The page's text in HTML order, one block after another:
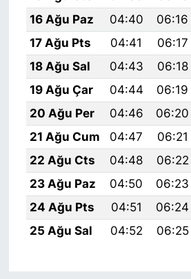
16 Ağu Paz
04:40 06:16
17 Ağu Pts
04:41 06:17
18 Ağu Sal
04:43 06:18
19 Ağu Çar
04:44 06:19
20 Ağu Per
04:46 06:20
21 Ağu Cum
04:47 06:21
22 Ağu Cts
04:48 06:22
23 Ağu Paz
04:50 06:23
24 Ağu Pts
04:51 06:24
25 Ağu Sal
04:52 06:25